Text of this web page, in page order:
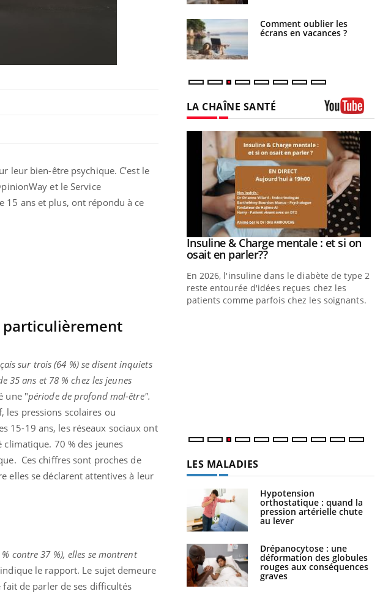
leur bien-être psychique. C’est le
et le Service
15 ans et plus, ont répondu à ce
particulièrement
sur trois (64 %) se disent inquiets
ans et 78 % chez les jeunes
une "période de profond mal-être".
les pressions scolaires ou
15-19 ans, les réseaux sociaux ont
70 % des jeunes
Ces chiffres sont proches de
elles se déclarent attentives à leur
contre 37 %), elles se montrent
le rapport. Le sujet demeure
fait de parler de ses difficultés
Comment oublier les
écrans en vacances ?
LA CHAÎNE SANTÉ
Youtube
Insuline & Charge mentale : et si on
osait en parler??Youtube
En 2026, l'insuline dans le diabète de type 2
reste entourée d'idées reçues chez les
patients comme parfois chez les soignants.
LES MALADIES
Hypotension
orthostatique : quand la
pression artérielle chute
au lever
Drépanocytose : une
déformation des globules
rouges aux conséquences
graves